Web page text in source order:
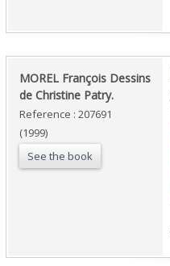
‎MOREL François Dessins
de Christine Patry.‎
Reference : 207691
(1999)
See the book